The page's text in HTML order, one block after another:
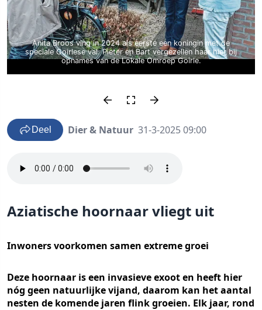
Anita Broos ving in 2024 als eerste een koningin met de
speciale Goirlese val. Pieter en Bart vergezellen haar hier bij
opnames van de Lokale Omroep Goirle.
Deel Dier & Natuur 31-3-2025 09:00
Aziatische hoornaar vliegt uit
Inwoners voorkomen samen extreme groei
Deze hoornaar is een invasieve exoot en heeft hier
nóg geen natuurlijke vijand, daarom kan het aantal
nesten de komende jaren flink groeien. Elk jaar, rond